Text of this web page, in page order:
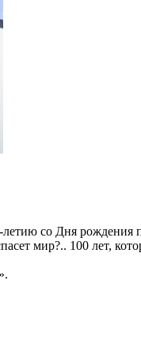
со Дня рождения
мир?.. 100 лет,
».